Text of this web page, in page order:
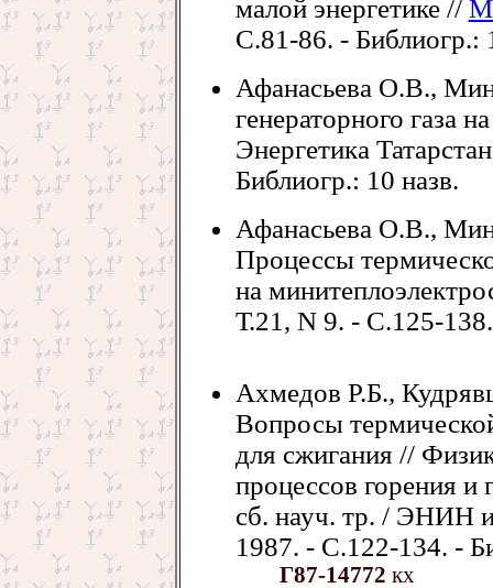
малой энергетике //
С.81-86. - Библиогр.:
Афанасьева О.В.,
генераторного газа
Энергетика
Библиогр.: 10 назв.
Афанасьева О.В.,
Процессы
на
Т.21, N 9. - С.125-
Ахмедов Р.Б.,
Вопросы
для сжигания //
процессов горения и
сб. науч. тр. / ЭНИН
1987. - С.122-134. -
Г87-14772 кх